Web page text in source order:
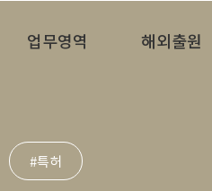
업무영역 해외출원
#특허